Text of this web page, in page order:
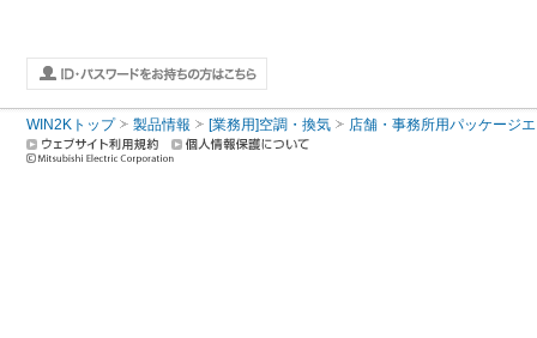
WIN2Kトップ 製品情報 [業務用]空調・換気 店舗・事務所用パッケージ